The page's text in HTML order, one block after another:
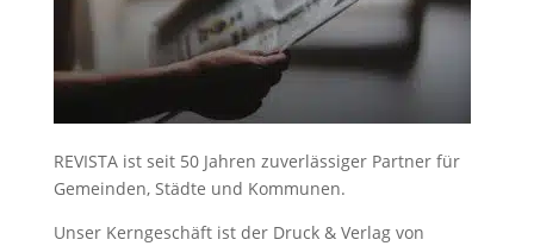
REVISTA ist seit 50 Jahren zuverlässiger Partner für
Gemeinden, Städte und Kommunen.
Unser Kerngeschäft ist der Druck & Verlag von